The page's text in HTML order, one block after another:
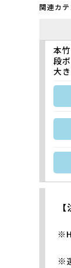
関連カ
本
段
大
※